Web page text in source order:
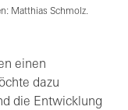
Matthias Schmolz.
einen
dazu
die Entwicklung